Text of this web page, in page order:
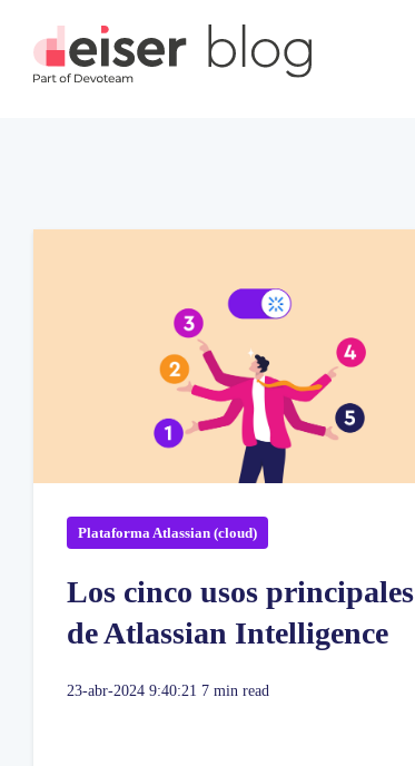
Plataforma Atlassian (cloud)
Los cinco usos principales
de Atlassian Intelligence
23-abr-2024 9:40:21 7 min read